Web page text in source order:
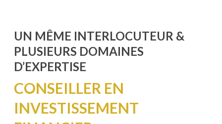
UN MÊME INTERLOCUTEUR &
PLUSIEURS DOMAINES
D’EXPERTISE
CONSEILLER EN
INVESTISSEMENT